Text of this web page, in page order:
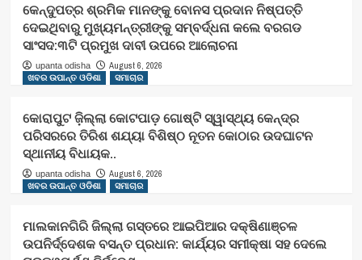
କେନ୍ଦୁପତ୍ର ଶ୍ରମିକ ମାନଙ୍କୁ ବୋନସ ପ୍ରଦାନ ନିଷ୍ପତ୍ତି
ଦେଇଥିବାରୁ ମୁଖ୍ୟମନ୍ତ୍ରୀଙ୍କୁ ସମ୍ବର୍ଦ୍ଧନା କଲେ ବରଗଡ
ସାଂସଦ:୩ଟି ପ୍ରମୁଖ ଦାବୀ ଉପରେ ଆଲୋଚନା
upanta odisha
August 6, 2026
ଖବର ଉପାନ୍ତ ଓଡିଶା
ସମାଚାର
କୋରାପୁଟ ଜ଼ିଲ୍ଲା କୋଟପାଡ଼ ଗୋଷ୍ଟି ସ୍ୱାସ୍ଥ୍ୟ କେନ୍ଦ୍ର
ପରିସରରେ ତିରିଶ ଶଯ୍ୟା ବିଶିଷ୍ଠ ନୂତନ କୋଠାର ଉଦଘାଟନ
ସ୍ଥାନୀୟ ବିଧାୟକ..
upanta odisha
August 6, 2026
ଖବର ଉପାନ୍ତ ଓଡିଶା
ସମାଚାର
ମାଲକାନଗିରି ଜିଲ୍ଲା ଗସ୍ତରେ ଆଇପିଆର ଦକ୍ଷିଣାଞ୍ଚଳ
ଉପନିର୍ଦ୍ଦେଶକ ବସନ୍ତ ପ୍ରଧାନ: କାର୍ଯ୍ୟର ସମୀକ୍ଷା ସହ ଦେଲେ